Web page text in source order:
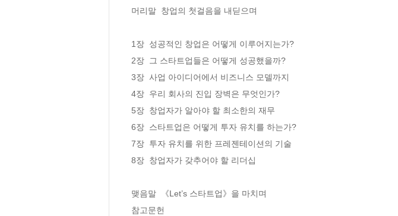
머리말  창업의 첫걸음을 내딛으며
1장  성공적인 창업은 어떻게 이루어지는가?
2장  그 스타트업들은 어떻게 성공했을까?
3장  사업 아이디어에서 비즈니스 모델까지
4장  우리 회사의 진입 장벽은 무엇인가?
5장  창업자가 알아야 할 최소한의 재무
6장  스타트업은 어떻게 투자 유치를 하는가?
7장  투자 유치를 위한 프레젠테이션의 기술
8장  창업자가 갖추어야 할 리더십
맺음말  《Let’s 스타트업》을 마치며
참고문헌